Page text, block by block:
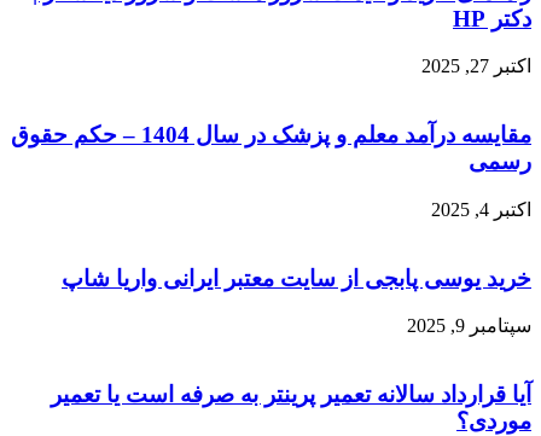
دکتر HP
اکتبر 27, 2025
مقایسه درآمد معلم و پزشک در سال 1404 – حکم حقوق
رسمی
اکتبر 4, 2025
خرید یوسی پابجی از سایت معتبر ایرانی واریا شاپ
سپتامبر 9, 2025
آیا قرارداد سالانه تعمیر پرینتر به صرفه است یا تعمیر
موردی؟